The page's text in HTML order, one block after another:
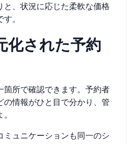
と、状況に応じた柔軟な価格
。
化された予約
箇所で確認できます。予約者
の情報がひと目で分かり、管
ミュニケーションも同一のシ